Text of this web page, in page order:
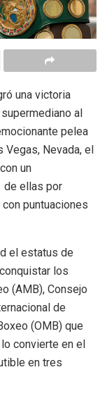
una victoria
al
pelea
Nevada, el
un
de ellas por
puntuaciones
el estatus de
los
(AMB), Consejo
de
(OMB) que
convierte en el
en tres